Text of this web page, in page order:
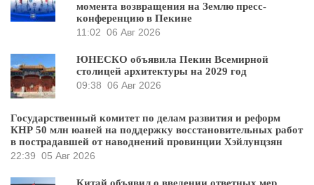
момента возвращения на Землю пресс-
конференцию в Пекине
11:02 06 Авг 2026
ЮНЕСКО объявила Пекин Всемирной
столицей архитектуры на 2029 год
09:38 06 Авг 2026
Государственный комитет по делам развития и реформ
КНР 50 млн юаней на поддержку восстановительных работ
в пострадавшей от наводнений провинции Хэйлунцзян
22:39 05 Авг 2026